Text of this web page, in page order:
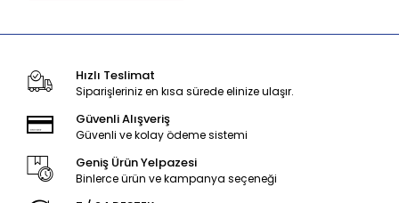
Hızlı Teslimat
Siparişleriniz en kısa sürede elinize ulaşır.
Güvenli Alışveriş
Güvenli ve kolay ödeme sistemi
Geniş Ürün Yelpazesi
Binlerce ürün ve kampanya seçeneği